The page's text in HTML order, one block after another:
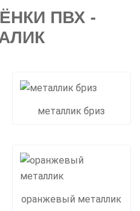
ПВХ -
металлик бриз
оранжевый металлик